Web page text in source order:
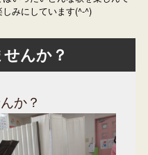
みにしています(^-^)
んか？
か？